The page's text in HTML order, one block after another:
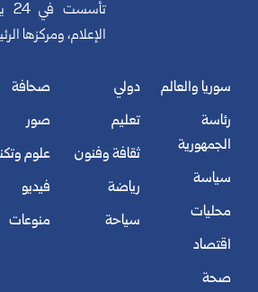
الإعلام، ومركزها
سوريا والعالم
رئاسة
الجمهورية
سياسة
محليات
اقتصاد
صحة
دولي
تعليم
ثقافة وفنون
رياضة
سياحة
صحافة
صور
علوم
فيديو
منوعات